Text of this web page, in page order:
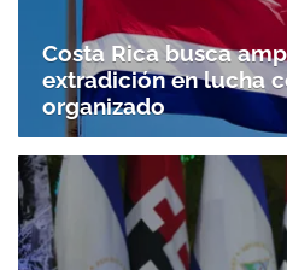
Costa Rica busca
extradición en lucha
organizado